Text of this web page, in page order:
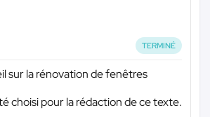
TERMINÉ
sur la rénovation de fenêtres
choisi pour la rédaction de ce texte.